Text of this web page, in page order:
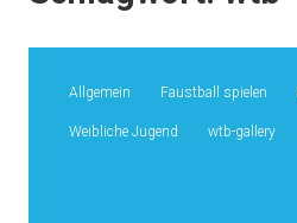
Allgemein Faustball spielen
Weibliche Jugend wtb-gallery